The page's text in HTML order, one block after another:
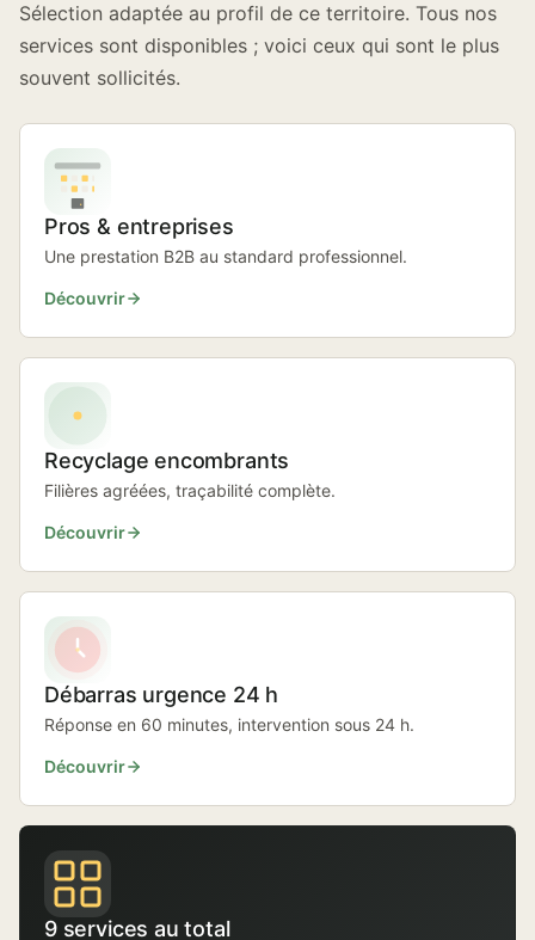
Sélection adaptée au profil de ce territoire. Tous nos
services sont disponibles ; voici ceux qui sont le plus
souvent sollicités.
Pros & entreprises
Une prestation B2B au standard professionnel.
Découvrir
Recyclage encombrants
Filières agréées, traçabilité complète.
Découvrir
Débarras urgence 24 h
Réponse en 60 minutes, intervention sous 24 h.
Découvrir
9 services au total